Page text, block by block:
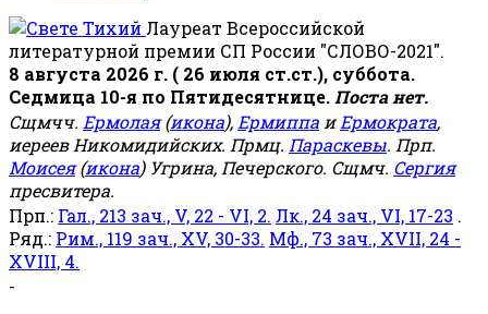
Лауреат Всероссийской
литературной премии СП России "СЛОВО-2021".
8 августа 2026 г. ( 26 июля ст.ст.), суббота.
Седмица 10-я по Пятидесятнице. Поста нет.
Сщмчч. Ермолая(икона), Ермиппа иЕрмократа,
иереев Никомидийских. Прмц. Параскевы. Прп.
Моисея(икона) Угрина, Печерского. Сщмч. Сергия
пресвитера.
Прп.: Гал., 213 зач., V, 22 - VI, 2. Лк., 24 зач., VI, 17-23 .
Ряд.: Рим., 119 зач., XV, 30-33. Мф., 73 зач., XVII, 24 -
XVIII, 4.
-